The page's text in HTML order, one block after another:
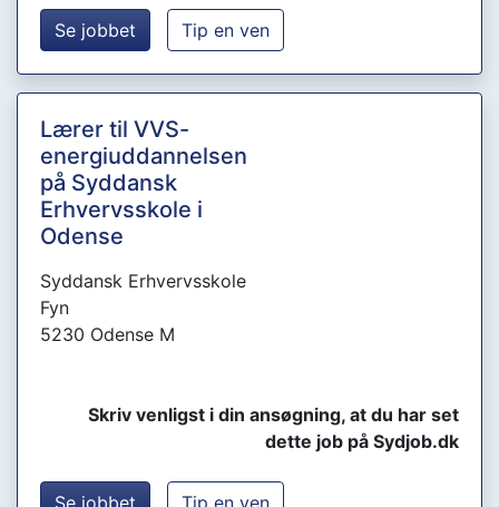
Se jobbet Tip en ven
Lærer til VVS-
energiuddannelsen
på Syddansk
Erhvervsskole i
Odense
Syddansk Erhvervsskole
Fyn
5230 Odense M
Skriv venligst i din ansøgning, at du har set
dette job på Sydjob.dk
Se jobbet Tip en ven